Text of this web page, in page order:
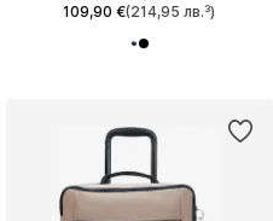
109,90 €(214,95 лв.³)